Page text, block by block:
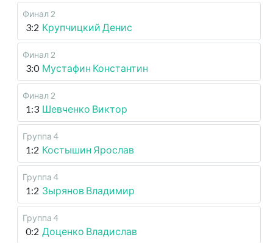
Финал 2
3:2 Крупчицкий Денис
Финал 2
3:0 Мустафин Константин
Финал 2
1:3 Шевченко Виктор
Группа 4
1:2 Костышин Ярослав
Группа 4
1:2 Зырянов Владимир
Группа 4
0:2 Доценко Владислав